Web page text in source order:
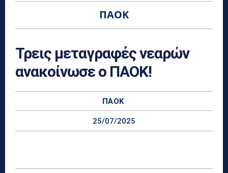
ΠΑΟΚ
Τρεις μεταγραφές νεαρών
ανακοίνωσε ο ΠΑΟΚ!
ΠΑΟΚ
25/07/2025